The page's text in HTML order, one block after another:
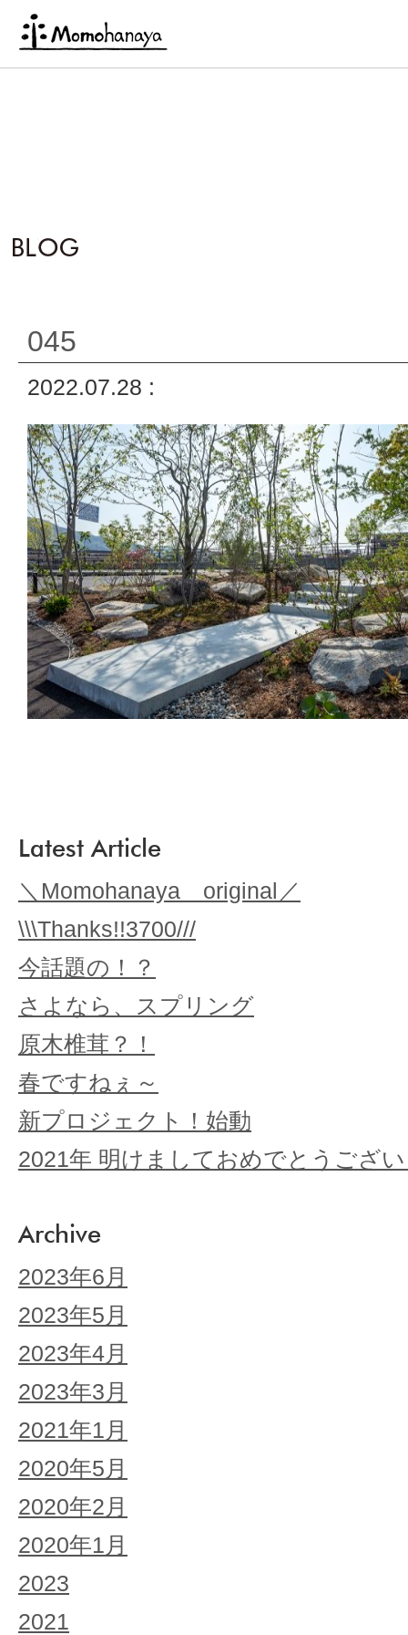
045
2022.07.28 :
Latest Article
＼Momohanaya original／
\\\Thanks!!3700///
今話題の！？
さよなら、スプリング
原木椎茸？！
春ですねぇ～
新プロジェクト！始動
2021年 明けましておめでとうござ
Archive
2023年6月
2023年5月
2023年4月
2023年3月
2021年1月
2020年5月
2020年2月
2020年1月
2023
2021